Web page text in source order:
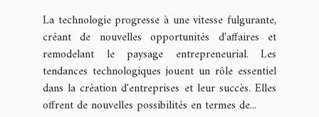
création d'entreprise
La technologie progresse à une vitesse fulgurante,
créant de nouvelles opportunités d'affaires et
remodelant le paysage entrepreneurial. Les
tendances technologiques jouent un rôle essentiel
dans la création d'entreprises et leur succès. Elles
offrent de nouvelles possibilités en termes de...